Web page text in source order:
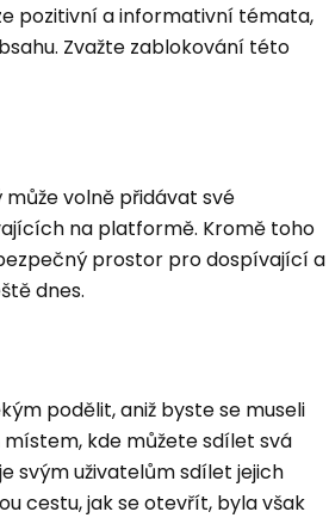
pozitivní a informativní témata,
Zvažte zablokování této
volně přidávat své
na platformě. Kromě toho
prostor pro dospívající a
dnes.
podělit, aniž byste se museli
kde můžete sdílet svá
svým uživatelům sdílet jejich
cestu, jak se otevřít, byla však